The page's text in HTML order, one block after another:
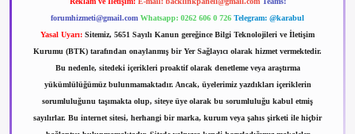
forumhizmeti@gmail.com Whatsapp: 0262 606 0 726 Telegram: @karabul
Yasal Uyarı: Sitemiz, 5651 Sayılı Kanun gereğince Bilgi Teknolojileri ve İletişim
Kurumu (BTK) tarafından onaylanmış bir Yer Sağlayıcı olarak hizmet vermektedir.
Bu nedenle, sitedeki içerikleri proaktif olarak denetleme veya araştırma
yükümlülüğümüz bulunmamaktadır. Ancak, üyelerimiz yazdıkları içeriklerin
sorumluluğunu taşımakta olup, siteye üye olarak bu sorumluluğu kabul etmiş
sayılırlar. Bu internet sitesi, herhangi bir marka, kurum veya şahıs şirketi ile hiçbir